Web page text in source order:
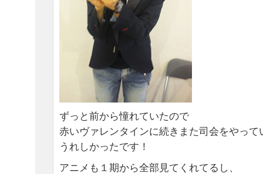
ずっと前から憧れていたので
赤いヴァレンタインに続きまた司会をやって
うれしかったです！
アニメも１期から全部見てくれてるし、